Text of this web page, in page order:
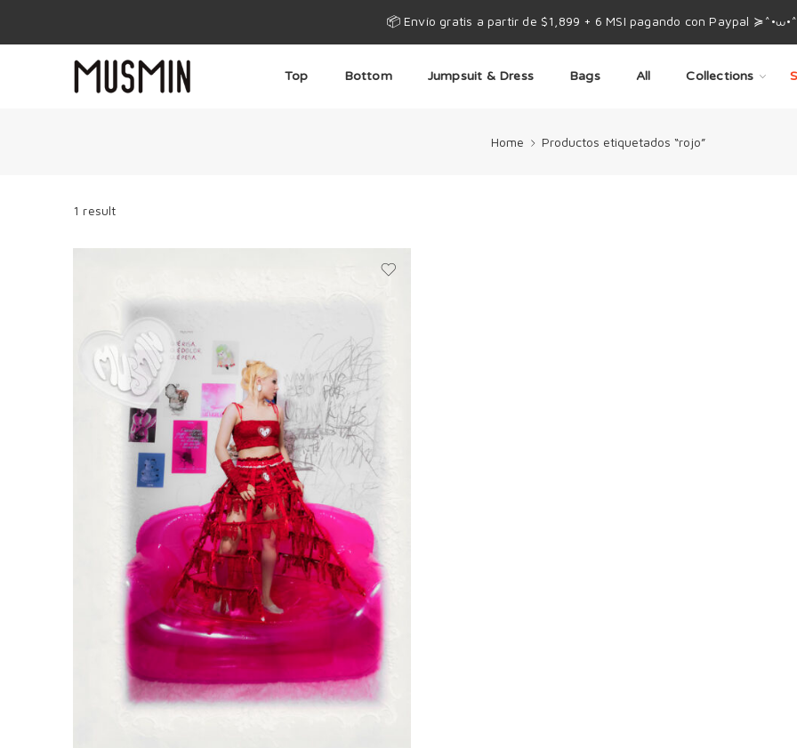
📦 Envío gratis a partir de $1,899 + 6 MSI pagando con Paypal
Top Bottom Jumpsuit & Dress Bags All Collections
Home Productos etiquetados “rojo”
1 result